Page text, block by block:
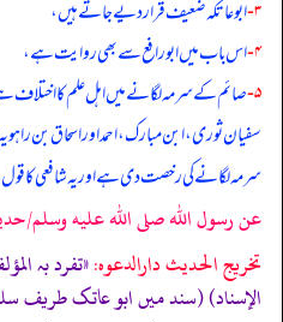
۳- ابوعاتکہ ضعیف قرار دیے جاتے ہیں،
۴- اس باب میں ابورافع سے بھی روایت ہے،
۵- صائم کے سرمہ لگانے میں اہل علم کا
سفیان ثوری، ابن مبارک، احمد اور اسحاق بن
سرمہ لگانے کی رخصت دی ہے اور یہ شافعی کا
عن رسول الله صلى الله عليه وسلم/حدیث:
تخریج الحدیث دارالدعوہ:
الإسناد) (سند میں ابو عاتک طریف